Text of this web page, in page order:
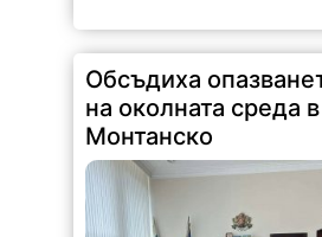
на околната среда в
Монтанско